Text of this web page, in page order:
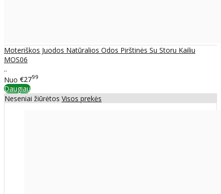
Moteriškos Juodos Natūralios Odos Pirštinės Su Storu Kailiu
MOS06
..
Nuo €2799
Daugiau
Neseniai žiūrėtos Visos prekės